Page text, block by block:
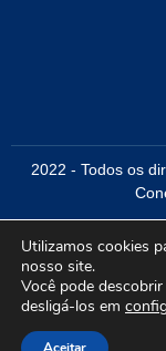
2022 - Todos os
Utilizamos cookies
nosso site.
Você pode
desligá-los em